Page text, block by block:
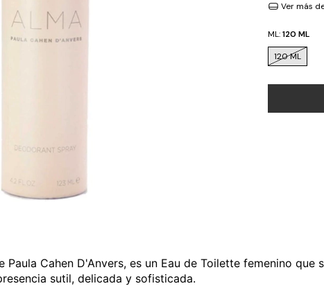
Ver más
ML:120 ML
120 ML
Paula Cahen D'Anvers, es un Eau de Toilette femenino
sutil, delicada y sofisticada.